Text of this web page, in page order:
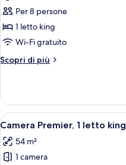
per
Suite,
2
da
Per 8 persone
1 letto king
Wi-Fi gratuito
Scopri di più
Altri
2
camere
da
Apri
tutte
le
foto
7
Camera Premier, 1 letto king
54 m²
1 camera